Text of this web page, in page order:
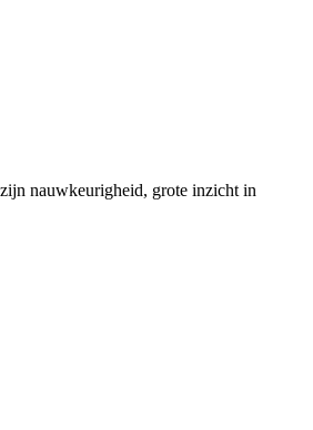
nauwkeurigheid, grote inzicht in